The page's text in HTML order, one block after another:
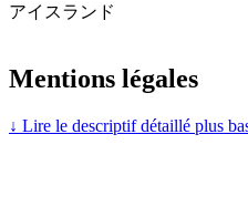
アイスランド
Mentions légales
↓ Lire le descriptif détaillé plus